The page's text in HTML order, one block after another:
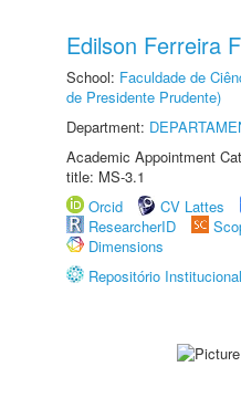
Edilson Ferreira
School: Faculdade de
de Presidente Prudente)
Department:
Academic Appointment
title: MS-3.1
Orcid
CV Lattes
ResearcherID
Dimensions
Repositório